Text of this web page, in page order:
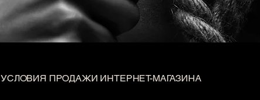
УСЛОВИЯ ПРОДАЖИ ИНТЕРНЕТ-МАГАЗИНА